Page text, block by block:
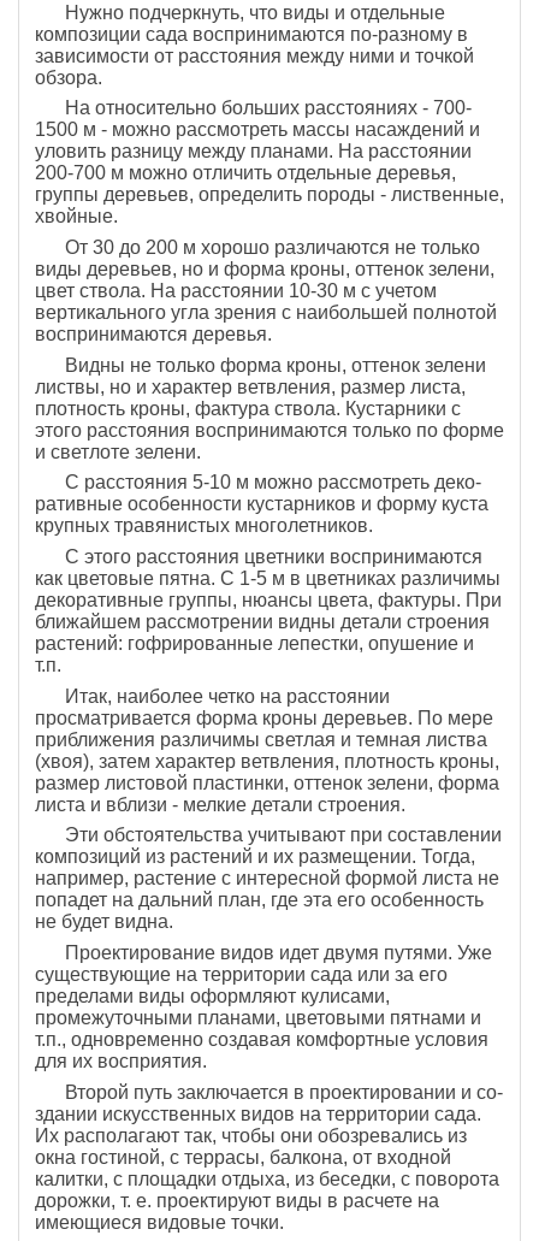
Нужно подчеркнуть, что виды и отдельные
компо­зиции сада воспринимаются по-разному в
зависимости от расстояния между ними и точкой
обзора.
На от­носительно больших расстояниях - 700-
1500 м - мож­но рассмотреть массы насаждений и
уловить разницу между планами. На расстоянии
200-700 м можно от­личить отдельные деревья,
группы деревьев, опреде­лить породы - лиственные,
хвойные.
От 30 до 200 м хорошо различаются не только
виды деревьев, но и форма кроны, оттенок зелени,
цвет ствола. На рас­стоянии 10-30 м с учетом
вертикального угла зрения с наибольшей полнотой
воспринимаются деревья.
Видны не только форма кроны, оттенок зелени
лист­вы, но и характер ветвления, размер листа,
плотность кроны, фактура ствола. Кустарники с
этого расстоя­ния воспринимаются только по форме
и светлоте зе­лени.
С расстояния 5-10 м можно рассмотреть деко­
ративные особенности кустарников и форму куста
крупных травянистых многолетников.
С этого рассто­яния цветники воспринимаются
как цветовые пятна. С 1-5 м в цветниках различимы
декоративные группы, нюансы цвета, фактуры. При
ближайшем рассмотре­нии видны детали строения
растений: гофрирован­ные лепестки, опушение и
т.п.
Итак, наиболее четко на расстоянии
просматрива­ется форма кроны деревьев. По мере
приближения различимы светлая и темная листва
(хвоя), затем ха­рактер ветвления, плотность кроны,
размер листовой пластинки, оттенок зелени, форма
листа и вблизи - мелкие детали строения.
Эти обстоятельства учитыва­ют при составлении
композиций из растений и их раз­мещении. Тогда,
например, растение с интересной формой листа не
попадет на дальний план, где эта его особенность
не будет видна.
Проектирование видов идет двумя путями. Уже
су­ществующие на территории сада или за его
предела­ми виды оформляют кулисами,
промежуточными пла­нами, цветовыми пятнами и
т.п., одновременно созда­вая комфортные условия
для их восприятия.
Второй путь заключается в проектировании и со­
здании искусственных видов на территории сада.
Их располагают так, чтобы они обозревались из
окна гос­тиной, с террасы, балкона, от входной
калитки, с пло­щадки отдыха, из беседки, с поворота
дорожки, т. е. проектируют виды в расчете на
имеющиеся видовые точки.